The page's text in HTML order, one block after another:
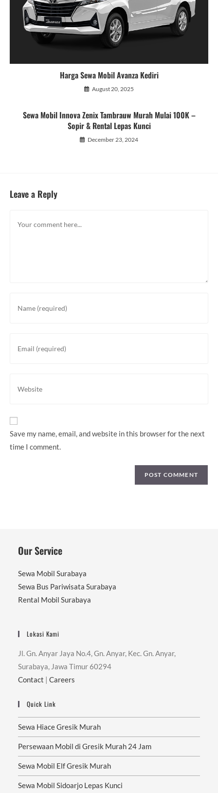
Harga Sewa Mobil Avanza Kediri
August 20, 2025
Sewa Mobil Innova Zenix Tambrauw Murah Mulai 100K –
Sopir & Rental Lepas Kunci
December 23, 2024
Leave a Reply
your
username
your
your
URL
Save my name, email, and website in this browser for the next
time I comment.
Our Service
Sewa Mobil Surabaya
Sewa Bus Pariwisata Surabaya
Rental Mobil Surabaya
Lokasi Kami
Jl. Gn. Anyar Jaya No.4, Gn. Anyar, Kec. Gn. Anyar,
Surabaya, Jawa Timur 60294
Contact |Careers
Quick Link
Sewa Hiace Gresik Murah
Persewaan Mobil di Gresik Murah 24 Jam
Sewa Mobil Elf Gresik Murah
Sewa Mobil Sidoarjo Lepas Kunci